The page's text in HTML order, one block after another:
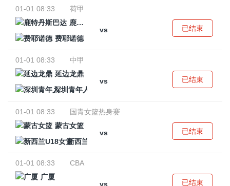
01-01 08:33
荷甲
鹿特丹斯巴达
vs
费耶诺德
已结束
01-01 08:33
中甲
延边龙鼎
vs
深圳青年人
已结束
01-01 08:33
国青女篮热身赛
蒙古女篮
vs
新西兰U18女篮
已结束
01-01 08:33
CBA
广厦
vs
已结束